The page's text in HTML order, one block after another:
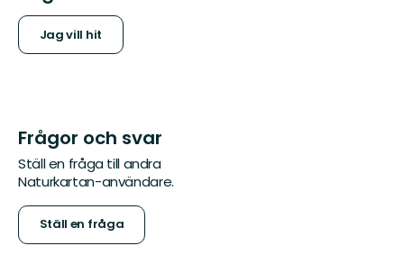
Jag vill hit
Frågor och svar
Ställ en fråga till andra
Naturkartan-användare.
Ställ en fråga